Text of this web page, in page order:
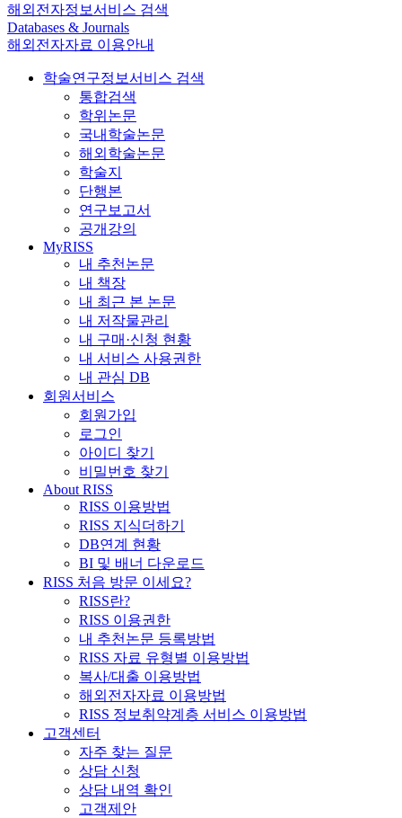
해외전자정보서비스 검색
Databases & Journals
해외전자자료 이용안내
학술연구정보서비스 검색
통합검색
학위논문
국내학술논문
해외학술논문
학술지
단행본
연구보고서
공개강의
MyRISS
내 추천논문
내 책장
내 최근 본 논문
내 저작물관리
내 구매·신청 현황
내 서비스 사용권한
내 관심 DB
회원서비스
회원가입
로그인
아이디 찾기
비밀번호 찾기
About RISS
RISS 이용방법
RISS 지식더하기
DB연계 현황
BI 및 배너 다운로드
RISS 처음 방문 이세요?
RISS란?
RISS 이용권한
내 추천논문 등록방법
RISS 자료 유형별 이용방법
복사/대출 이용방법
해외전자자료 이용방법
RISS 정보취약계층 서비스 이용방법
고객센터
자주 찾는 질문
상담 신청
상담 내역 확인
고객제안